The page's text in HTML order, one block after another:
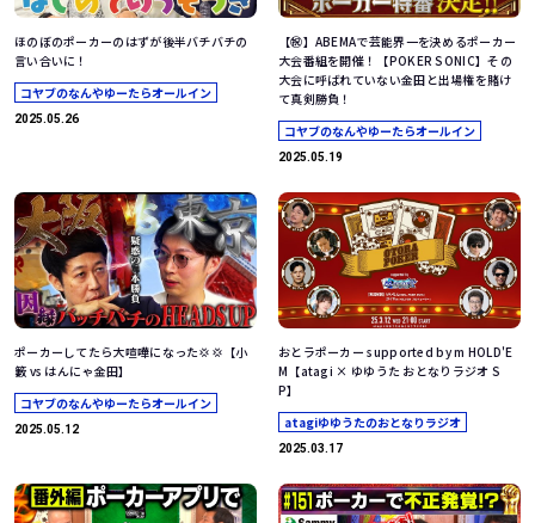
ほのぼのポーカーのはずが後半バチバチの
言い合いに！
コヤブのなんやゆーたらオールイン
2025.05.26
【㊗️】ABEMAで芸能界一を決めるポーカー
大会番組を開催！【POKER SONIC】その
大会に呼ばれていない金田と出場権を賭け
て真剣勝負！
コヤブのなんやゆーたらオールイン
2025.05.19
ポーカーしてたら大喧嘩になった💢💢【小
籔 vs はんにゃ金田】
コヤブのなんやゆーたらオールイン
2025.05.12
おとラポーカー supported by m HOLD'E
M【atagi × ゆゆうた おとなりラジオ S
P】
atagiゆゆうたのおとなりラジオ
2025.03.17